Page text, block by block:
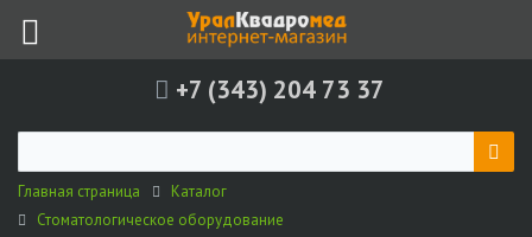
+7 (343) 204 73 37
Главная страница
Каталог
Стоматологическое оборудование